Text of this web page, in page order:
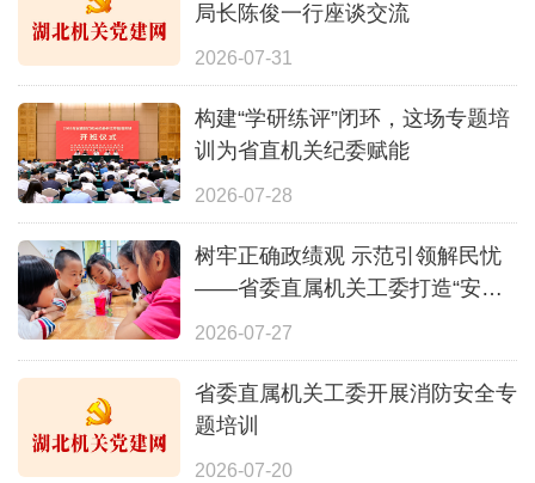
局长陈俊一行座谈交流
2026-07-31
构建“学研练评”闭环，这场专题培
训为省直机关纪委赋能
2026-07-28
树牢正确政绩观 示范引领解民忧
——省委直属机关工委打造“安心
一夏”全覆盖暑期照护体系
2026-07-27
省委直属机关工委开展消防安全专
题培训
2026-07-20